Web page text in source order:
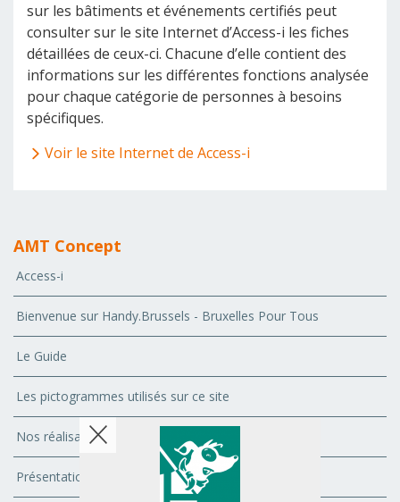
sur les bâtiments et événements certifiés peut
consulter sur le site Internet d’Access-i les fiches
détaillées de ceux-ci. Chacune d’elle contient des
informations sur les différentes fonctions analysée
pour chaque catégorie de personnes à besoins
spécifiques.
Voir le site Internet de Access-i
AMT Concept
Access-i
Bienvenue sur Handy.Brussels - Bruxelles Pour Tous
Le Guide
Les pictogrammes utilisés sur ce site
Nos réalisations
Présentation de l'Association AMT Concept